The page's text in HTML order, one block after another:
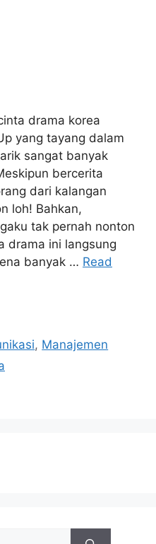
drama korea
yang tayang dalam
sangat banyak
bercerita
dari kalangan
loh! Bahkan,
tak pernah nonton
drama ini langsung
banyak … Read
, Manajemen